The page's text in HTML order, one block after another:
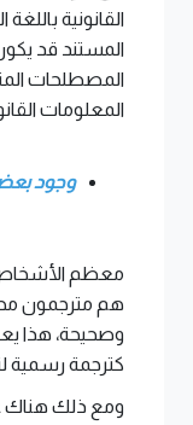
القانونية
المستند قد
المصطلحات
المعلومات
وجود بعض
معظم الأشخاص
هم مترجمون
وصحيحة، هذا
كترجمة رسمية
ومع ذلك هناك